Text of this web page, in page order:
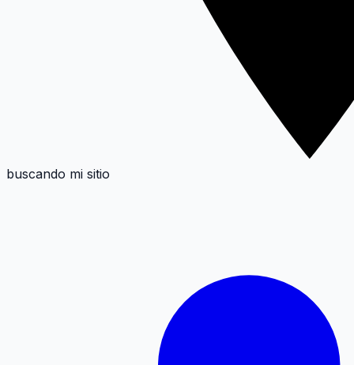
buscando mi sitio